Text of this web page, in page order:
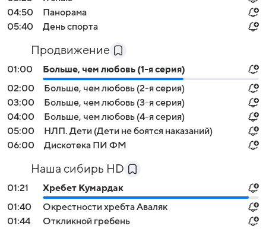
04:50
Панорама
05:40
День спорта
Продвижение
01:00
Больше, чем любовь (1-я серия)
02:00
Больше, чем любовь (2-я серия)
03:00
Больше, чем любовь (3-я серия)
04:00
Больше, чем любовь (4-я серия)
05:00
НЛП. Дети (Дети не боятся наказаний)
06:00
Дискотека ПИ ФМ
Наша сибирь HD
01:21
Хребет Кумардак
01:40
Окрестности хребта Аваляк
01:44
Откликной гребень